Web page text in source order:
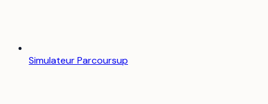
Simulateur Parcoursup